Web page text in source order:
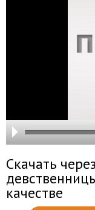
Скачать
качестве